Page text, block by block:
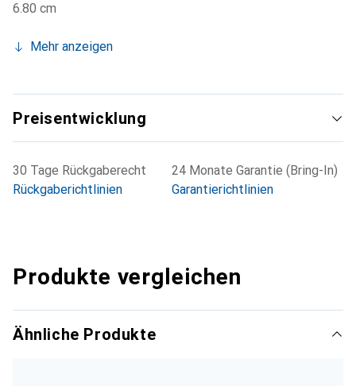
6.80 cm
Mehr anzeigen
Preisentwicklung
30 Tage Rückgaberecht
Rückgaberichtlinien
24 Monate Garantie (Bring-In)
Garantierichtlinien
Produkte vergleichen
Ähnliche Produkte